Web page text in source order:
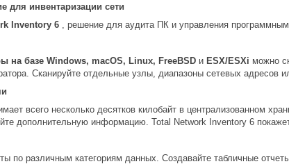
для инвентаризации сети
Inventory 6 , решение для аудита ПК и управления
на базе Windows, macOS, Linux, FreeBSD и ESX/ESXi можно
Сканируйте отдельные узлы, диапазоны сетевых адресов
всего несколько десятков килобайт в централизованном
дополнительную информацию. Total Network Inventory 6
по различным категориям данных. Создавайте табличные